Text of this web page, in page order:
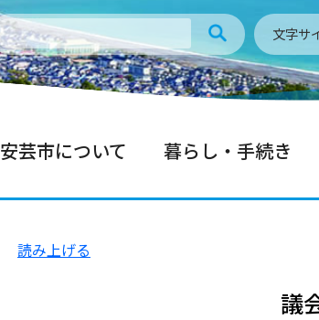
文字サ
安芸市について 暮らし・手続き
読み上げる
議